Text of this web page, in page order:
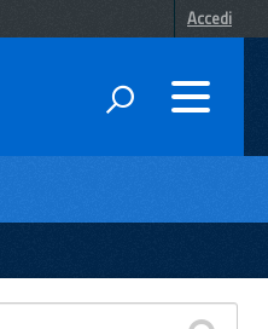
Accedi